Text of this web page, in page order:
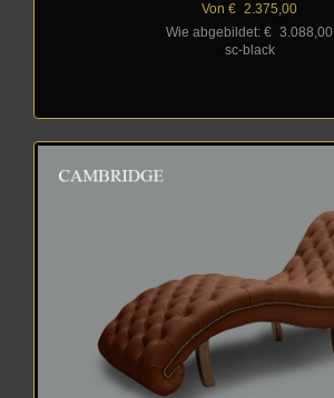
Von € 2.375,00
Wie abgebildet: € 3.088,00
sc-black